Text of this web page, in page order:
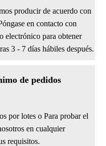
producir de acuerdo con
en contacto con
electrónico para obtener
3 - 7 días hábiles después.
de pedidos
por lotes o Para probar el
en cualquier
requisitos.